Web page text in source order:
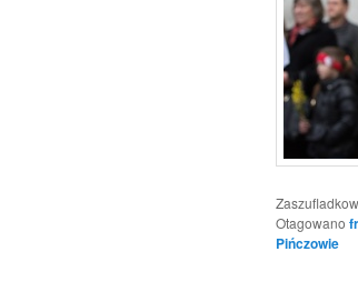
Otagowano
Pińczowie